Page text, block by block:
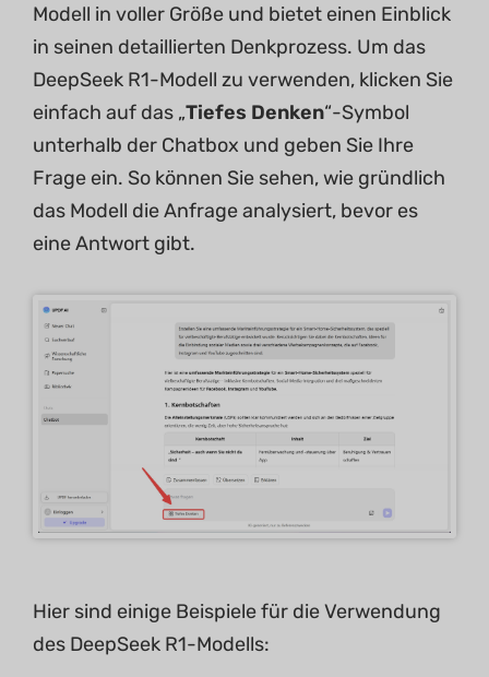
Modell in voller Größe und bietet einen Einblick
in seinen detaillierten Denkprozess. Um das
DeepSeek R1-Modell zu verwenden, klicken Sie
einfach auf das „Tiefes Denken“-Symbol
unterhalb der Chatbox und geben Sie Ihre
Frage ein. So können Sie sehen, wie gründlich
das Modell die Anfrage analysiert, bevor es
eine Antwort gibt.
Hier sind einige Beispiele für die Verwendung
des DeepSeek R1-Modells: